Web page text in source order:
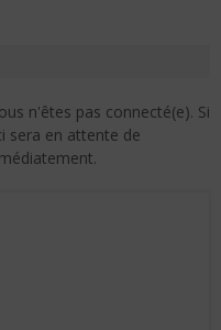
n'êtes pas connecté(e). Si
sera en attente de